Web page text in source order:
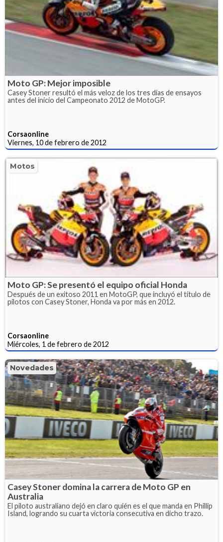
Moto GP: Mejor imposible
Casey Stoner resultó el más veloz de los tres días de ensayos
antes del inicio del Campeonato 2012 de MotoGP.
Corsaonline
Viernes, 10 de febrero de 2012
Motos
Moto GP: Se presentó el equipo oficial Honda
Después de un exitoso 2011 en MotoGP, que incluyó el título de
pilotos con Casey Stoner, Honda va por más en 2012.
Corsaonline
Miércoles, 1 de febrero de 2012
Novedades
Casey Stoner domina la carrera de Moto GP en
Australia
El piloto australiano dejó en claro quién es el que manda en Phillip
Island, logrando su cuarta victoria consecutiva en dicho trazo.